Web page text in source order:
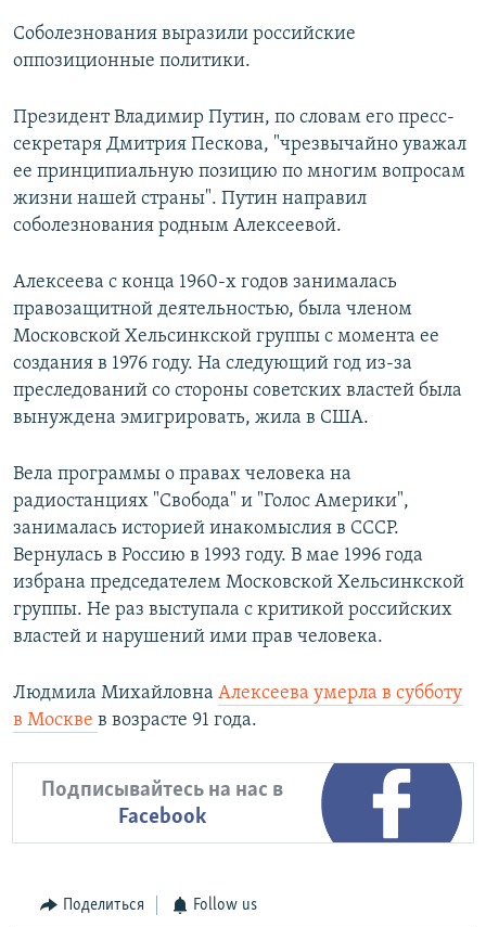
Соболезнования выразили российские
оппозиционные политики.
Президент Владимир Путин, по словам его пресс-
секретаря Дмитрия Пескова, "чрезвычайно уважал
ее принципиальную позицию по многим вопросам
жизни нашей страны". Путин направил
соболезнования родным Алексеевой.
Алексеева с конца 1960-х годов занималась
правозащитной деятельностью, была членом
Московской Хельсинкской группы с момента ее
создания в 1976 году. На следующий год из-за
преследований со стороны советских властей была
вынуждена эмигрировать, жила в США.
Вела программы о правах человека на
радиостанциях "Свобода" и "Голос Америки",
занималась историей инакомыслия в СССР.
Вернулась в Россию в 1993 году. В мае 1996 года
избрана председателем Московской Хельсинкской
группы. Не раз выступала с критикой российских
властей и нарушений ими прав человека.
Людмила Михайловна Алексеева умерла в субботу
в Москве в возрасте 91 года.
Подписывайтесь на нас в
Facebook
Поделиться Follow us